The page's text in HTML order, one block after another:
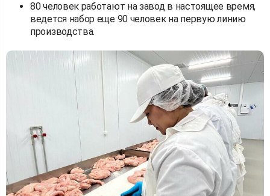
80 человек работают на завод в настоящее время,
ведется набор еще 90 человек на первую линию
производства.